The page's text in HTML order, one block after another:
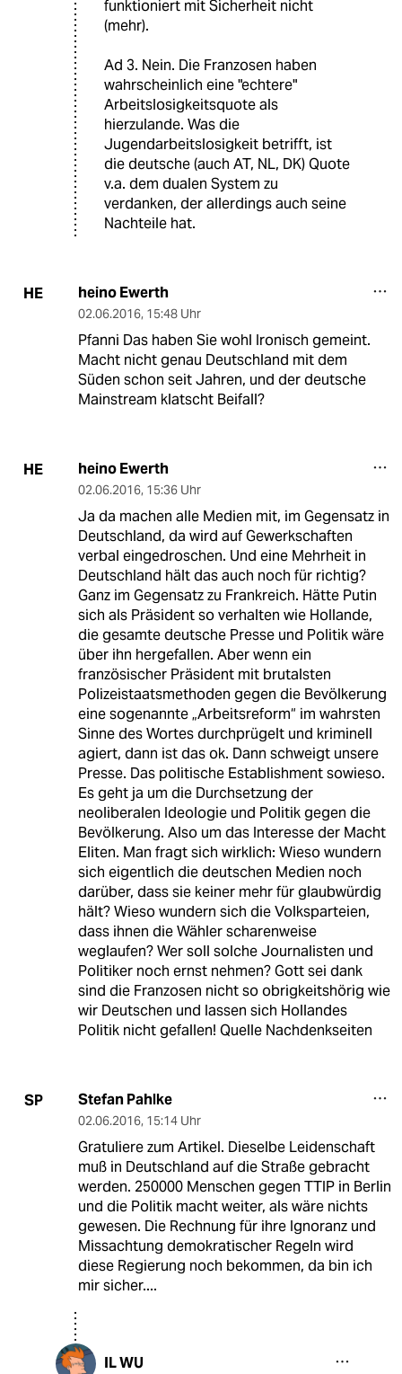
funktioniert mit Sicherheit nicht
(mehr).
Ad 3. Nein. Die Franzosen haben
wahrscheinlich eine "echtere"
Arbeitslosigkeitsquote als
hierzulande. Was die
Jugendarbeitslosigkeit betrifft, ist
die deutsche (auch AT, NL, DK) Quote
v.a. dem dualen System zu
verdanken, der allerdings auch seine
Nachteile hat.
HE heino Ewerth
02.06.2016, 15:48 Uhr
Pfanni Das haben Sie wohl Ironisch gemeint.
Macht nicht genau Deutschland mit dem
Süden schon seit Jahren, und der deutsche
Mainstream klatscht Beifall?
HE heino Ewerth
02.06.2016, 15:36 Uhr
Ja da machen alle Medien mit, im Gegensatz in
Deutschland, da wird auf Gewerkschaften
verbal eingedroschen. Und eine Mehrheit in
Deutschland hält das auch noch für richtig?
Ganz im Gegensatz zu Frankreich. Hätte Putin
sich als Präsident so verhalten wie Hollande,
die gesamte deutsche Presse und Politik wäre
über ihn hergefallen. Aber wenn ein
französischer Präsident mit brutalsten
Polizeistaatsmethoden gegen die Bevölkerung
eine sogenannte „Arbeitsreform“ im wahrsten
Sinne des Wortes durchprügelt und kriminell
agiert, dann ist das ok. Dann schweigt unsere
Presse. Das politische Establishment sowieso.
Es geht ja um die Durchsetzung der
neoliberalen Ideologie und Politik gegen die
Bevölkerung. Also um das Interesse der Macht
Eliten. Man fragt sich wirklich: Wieso wundern
sich eigentlich die deutschen Medien noch
darüber, dass sie keiner mehr für glaubwürdig
hält? Wieso wundern sich die Volksparteien,
dass ihnen die Wähler scharenweise
weglaufen? Wer soll solche Journalisten und
Politiker noch ernst nehmen? Gott sei dank
sind die Franzosen nicht so obrigkeitshörig wie
wir Deutschen und lassen sich Hollandes
Politik nicht gefallen! Quelle Nachdenkseiten
SP Stefan Pahlke
02.06.2016, 15:14 Uhr
Gratuliere zum Artikel. Dieselbe Leidenschaft
muß in Deutschland auf die Straße gebracht
werden. 250000 Menschen gegen TTIP in Berlin
und die Politik macht weiter, als wäre nichts
gewesen. Die Rechnung für ihre Ignoranz und
Missachtung demokratischer Regeln wird
diese Regierung noch bekommen, da bin ich
mir sicher....
IL WU